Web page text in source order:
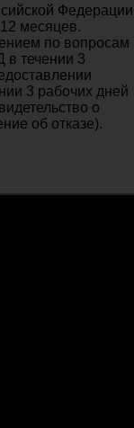
Федерации
месяцев.
по вопросам
в течении 3
3 рабочих дней
о
об отказе).